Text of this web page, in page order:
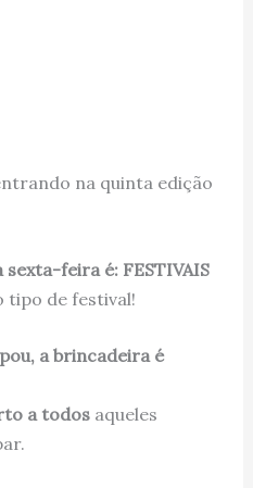
na quinta edição
feira é: FESTIVAIS
tipo de festival!
a brincadeira é
a todosaqueles